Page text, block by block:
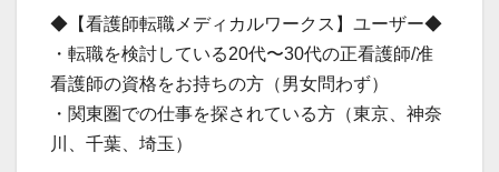
◆【看護師転職メディカルワークス】ユーザー◆
・転職を検討している20代〜30代の正看護師/准
看護師の資格をお持ちの方（男女問わず）
・関東圏での仕事を探されている方（東京、神奈
川、千葉、埼玉）